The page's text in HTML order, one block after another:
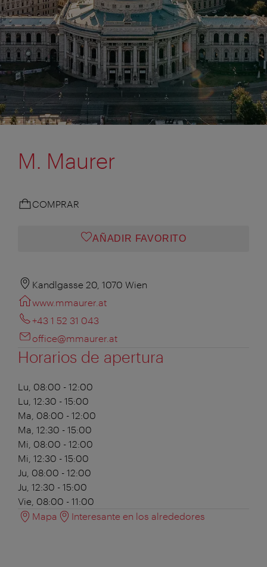
M. Maurer
COMPRAR
AÑADIR FAVORITO
Kandlgasse 20, 1070 Wien
www.mmaurer.at
+43 1 52 31 043
office@mmaurer.at
Horarios de apertura
Lu, 08:00 - 12:00
Lu, 12:30 - 15:00
Ma, 08:00 - 12:00
Ma, 12:30 - 15:00
Mi, 08:00 - 12:00
Mi, 12:30 - 15:00
Ju, 08:00 - 12:00
Ju, 12:30 - 15:00
Vie, 08:00 - 11:00
Mapa
Interesante en los alrededores